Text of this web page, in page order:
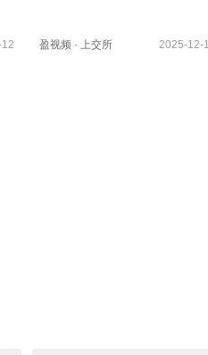
盈视频· 上交所 2025-12-